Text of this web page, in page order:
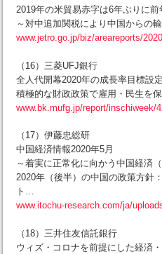
2019年の米貿易赤字は6年ぶりに前
～対中追加関税により中国からの
www.jetro.go.jp/biz/areareports/
（16）三菱UFJ銀行
全人代開幕2020年の成長率目標設
積極的な財政政策で雇用・民生を
www.bk.mufg.jp/report/inschiweek/
（17）伊藤忠総研
中国経済情報2020年5月
～着実に正常化に向かう中国経済（
2020年（後半）の中国の政策方針
ト…
www.itochu-research.com/ja/
（18）三井住友信託銀行
ウィズ・コロナを前提にした経済